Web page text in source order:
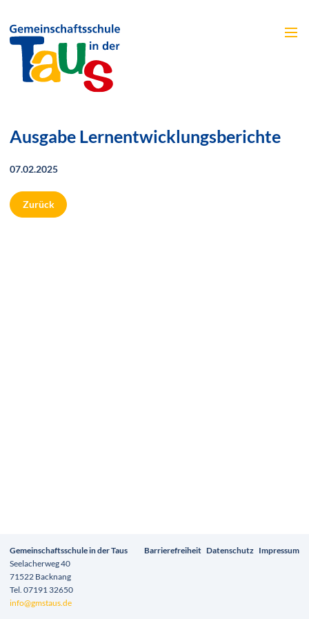
Menü
Ausgabe Lernentwicklungsberichte
07.02.2025
Zurück
Gemeinschaftsschule in der Taus
Seelacherweg 40
71522 Backnang
Tel. 07191 32650
info@gmstaus.de
Navigation
Barrierefreiheit Datenschutz Impressum